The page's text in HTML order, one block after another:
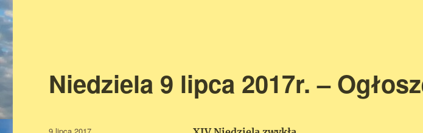
Niedziela 9 lipca 2017r. –